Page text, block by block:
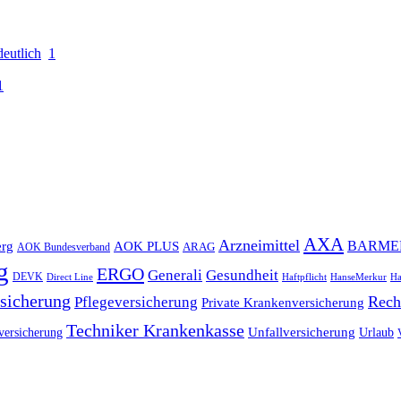
1
AOK Bundesverband AOK PLUS ARAG Arzneimittel AXA
DEVK Direct Line ERGO Generali Gesundheit Haftpflicht HanseMerkur
Pflegeversicherung Private Krankenversicherung
Techniker Krankenkasse Unfallversicherung Urlaub